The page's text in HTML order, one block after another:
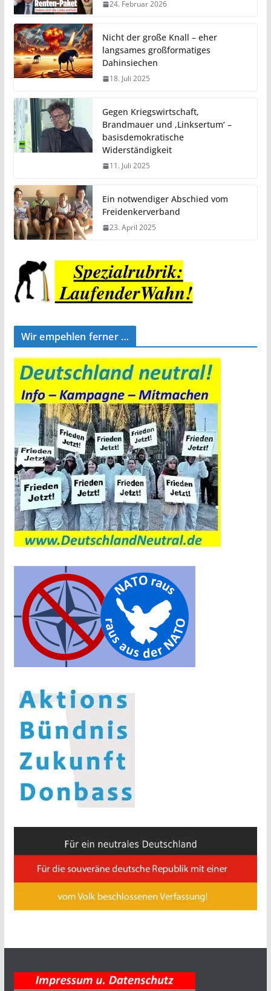
24. Februar 2026
Nicht der große Knall – eher
langsames großformatiges
Dahinsiechen
18. Juli 2025
Gegen Kriegswirtschaft,
Brandmauer und ‚Linksertum‘ –
basisdemokratische
Widerständigkeit
11. Juli 2025
Ein notwendiger Abschied vom
Freidenkerverband
23. April 2025
Wir empehlen ferner …